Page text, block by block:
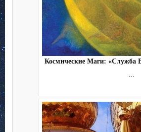
Космические Маги: «Служба